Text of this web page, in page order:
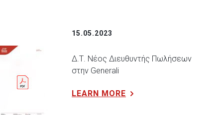
15.05.2023
Δ.Τ. Νέος Διευθυντής Πωλήσεων
στην Generali
LEARN MORE